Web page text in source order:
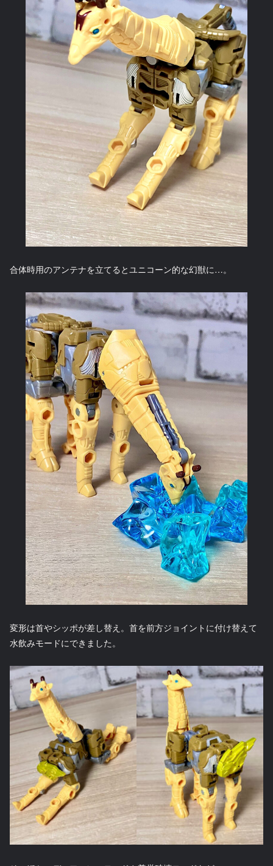
合体時用のアンテナを立てるとユニコーン的な幻獣に…。
変形は首やシッポが差し替え。首を前方ジョイントに付け替えて
水飲みモードにできました。